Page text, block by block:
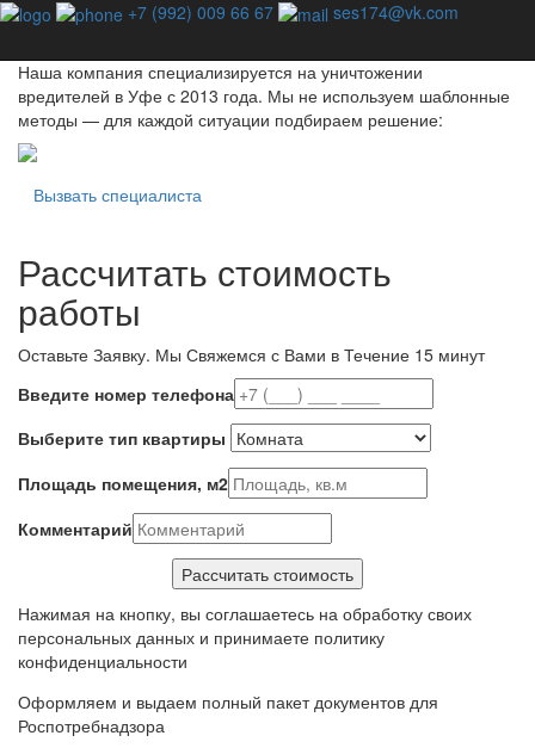
+7 (992) 009 66 67 ses174@vk.com
Профессиональная дезинсекция - единственный способ
Наша компания специализируется на уничтожении
вредителей в Уфе с 2013 года. Мы не используем шаблонные
методы — для каждой ситуации подбираем решение:
Вызвать специалиста
Рассчитать стоимость
работы
Оставьте Заявку. Мы Свяжемся с Вами в Течение 15 минут
Введите номер телефона
Выберите тип квартиры
Площадь помещения, м2
Комментарий
Нажимая на кнопку, вы соглашаетесь на обработку своих
персональных данных и принимаете политику
конфиденциальности
Оформляем и выдаем полный пакет документов для
Роспотребнадзора